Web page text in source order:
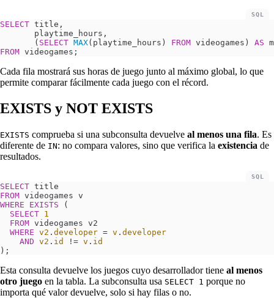
SELECT title,
       playtime_hours,
       (
SELECT MAX(playtime_hours) FROM videogames) AS
FROM videogames;
SQL
Cada fila mostrará sus horas de juego junto al máximo global, lo que
permite comparar fácilmente cada juego con el récord.
EXISTS y NOT EXISTS
EXISTS comprueba si una subconsulta devuelve al menos una fila. Es
diferente de IN: no compara valores, sino que verifica la existencia de
resultados.
SELECT title
FROM videogames v
WHERE EXISTS (
  SELECT
1
  FROM
videogames v2
  WHERE
v2 . developer = v . developer
    AND
v2 . id != v . id
);
SQL
Esta consulta devuelve los juegos cuyo desarrollador tiene al menos
otro juego en la tabla. La subconsulta usa SELECT 1 porque no
importa qué valor devuelve, solo si hay filas o no.